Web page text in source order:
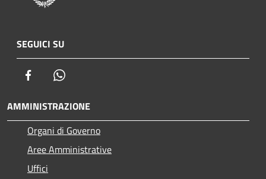
SEGUICI SU
Facebook
AMMINISTRAZIONE
Organi di Governo
Aree Amministrative
Uffici